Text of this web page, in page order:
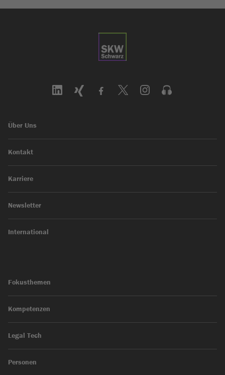
Über Uns
Kontakt
Karriere
Newsletter
International
Fokusthemen
Kompetenzen
Legal Tech
Personen